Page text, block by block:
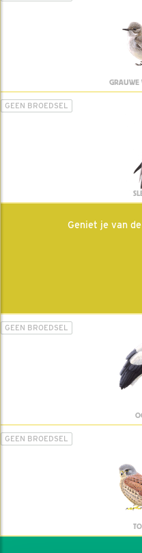
GRAUWE
GEEN BROEDSEL
Geniet je van
GEEN BROEDSEL
GEEN BROEDSEL